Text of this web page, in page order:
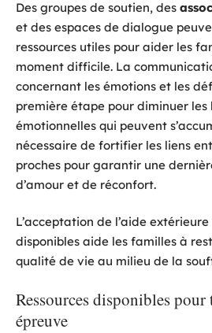
Des groupes de soutien, des
et des espaces de dialogue
ressources utiles pour aider les
moment difficile. La
concernant les émotions et les
première étape pour diminuer les
émotionnelles qui peuvent
nécessaire de fortifier les liens
proches pour garantir une
d’amour et de réconfort.
L’acceptation de l’aide
disponibles aide les familles à
qualité de vie au milieu de la
Ressources disponibles pour
épreuve